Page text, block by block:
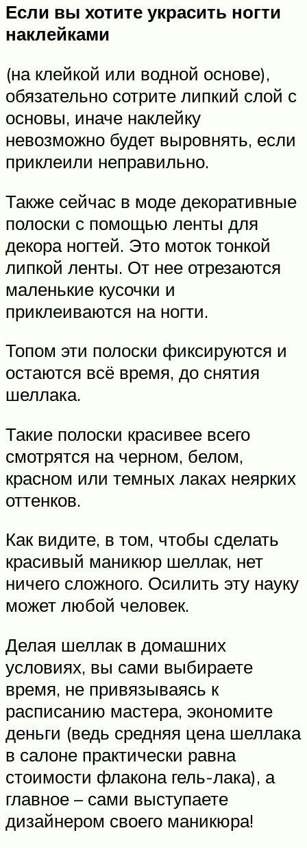
Если вы хотите украсить ногти
наклейками
(на клейкой или водной основе),
обязательно сотрите липкий слой с
основы, иначе наклейку
невозможно будет выровнять, если
приклеили неправильно.
Также сейчас в моде декоративные
полоски с помощью ленты для
декора ногтей. Это моток тонкой
липкой ленты. От нее отрезаются
маленькие кусочки и
приклеиваются на ногти.
Топом эти полоски фиксируются и
остаются всё время, до снятия
шеллака.
Такие полоски красивее всего
смотрятся на черном, белом,
красном или темных лаках неярких
оттенков.
Как видите, в том, чтобы сделать
красивый маникюр шеллак, нет
ничего сложного. Осилить эту науку
может любой человек.
Делая шеллак в домашних
условиях, вы сами выбираете
время, не привязываясь к
расписанию мастера, экономите
деньги (ведь средняя цена шеллака
в салоне практически равна
стоимости флакона гель-лака), а
главное – сами выступаете
дизайнером своего маникюра!